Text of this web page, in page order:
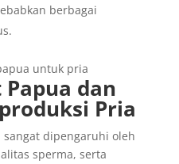
berbagai
Papua dan
Pria
dipengaruhi oleh
sperma, serta